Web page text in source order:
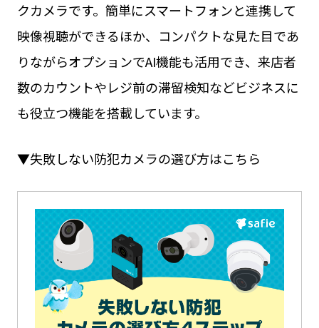
クカメラです。簡単にスマートフォンと連携して
映像視聴ができるほか、コンパクトな見た目であ
りながらオプションでAI機能も活用でき、来店者
数のカウントやレジ前の滞留検知などビジネスに
も役立つ機能を搭載しています。
▼失敗しない防犯カメラの選び方はこちら